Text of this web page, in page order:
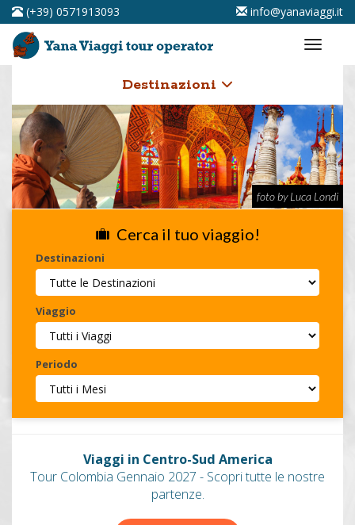
(+39) 0571913093 info@yanaviaggi.it
Destinazioni
foto by Luca Londi
Cerca il tuo viaggio!
Destinazioni
Viaggio
Periodo
Viaggi in Centro-Sud America
Tour Colombia Gennaio 2027 - Scopri tutte le nostre
partenze.